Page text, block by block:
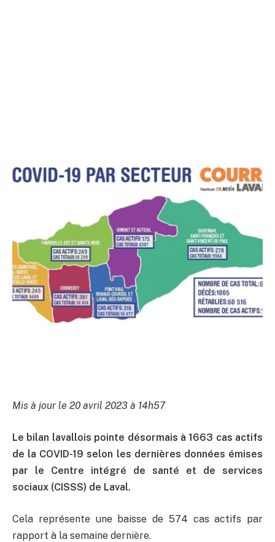
Mis à jour le 20 avril 2023 à 14h57
Le bilan lavallois pointe désormais à 1663 cas actifs
de la COVID-19 selon les dernières données émises
par le Centre intégré de santé et de services
sociaux (CISSS) de Laval.
Cela représente une baisse de 574 cas actifs par
rapport à la semaine dernière.